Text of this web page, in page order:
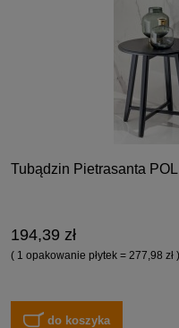
Tubądzin Pietrasanta POL
194,39 zł
( 1 opakowanie płytek = 277,98 zł )
do koszyka